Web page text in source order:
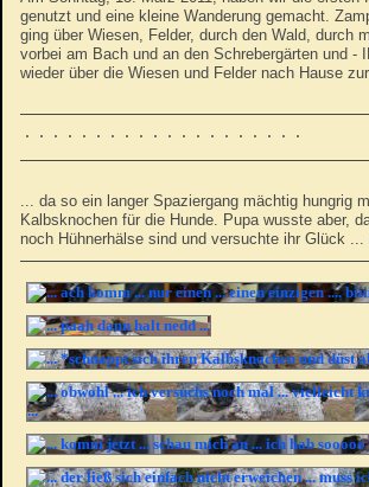
genutzt und eine kleine Wanderung gemacht.
ging über Wiesen, Felder, durch den Wald, durch
vorbei am Bach und an den Schrebergärten und -
wieder über die Wiesen und Felder nach Hause
... da so ein langer Spaziergang mächtig hungrig
Kalbsknochen für die Hunde. Pupa wusste aber,
noch Hühnerhälse sind und versuchte ihr Glück